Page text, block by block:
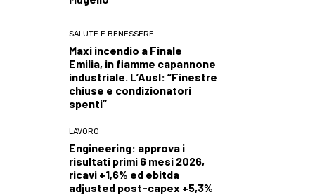
SALUTE E BENESSERE
Maxi incendio a Finale
Emilia, in fiamme capannone
industriale. L’Ausl: “Finestre
chiuse e condizionatori
spenti”
LAVORO
Engineering: approva i
risultati primi 6 mesi 2026,
ricavi +1,6% ed ebitda
adjusted post-capex +5,3%